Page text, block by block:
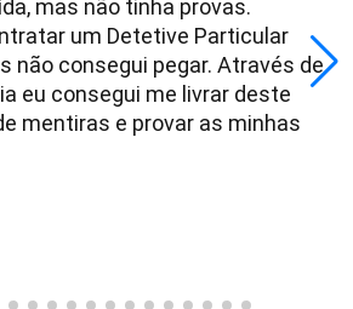
mas não tinha provas.
um Detetive Particular
não consegui pegar. Através de
eu consegui me livrar deste
mentiras e provar as minhas